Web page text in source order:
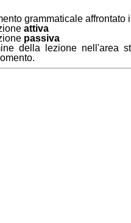
grammaticale
attiva
passiva
della lezione nell'area